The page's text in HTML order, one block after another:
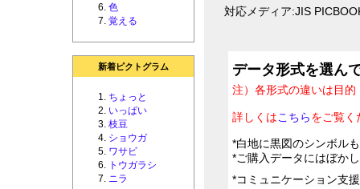
色
覚える
新着ピクトグラム
ちょっと
いっぱい
枝豆
ショウガ
ワサビ
トウガラシ
ニラ
対応メディア:JIS
データ形式を選ん
注）各形式の違いは目
詳しくはこちらをご覧く
*白地に黒図のシンボル
*ご購入データにはぼか
*コミュニケーション支